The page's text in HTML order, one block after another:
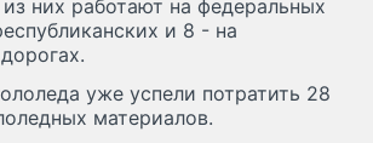
них работают на федеральных
и 8 - на
уже успели потратить 28
материалов.